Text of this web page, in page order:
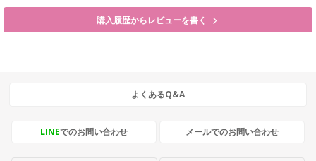
購入履歴からレビューを書く
よくあるQ&A
LINEでのお問い合わせ メールでのお問い合わせ